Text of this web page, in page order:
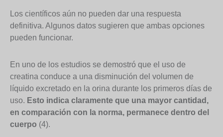
Los científicos aún no pueden dar una respuesta
definitiva. Algunos datos sugieren que ambas opciones
pueden funcionar.
En uno de los estudios se demostró que el uso de
creatina conduce a una disminución del volumen de
líquido excretado en la orina durante los primeros días de
uso. Esto indica claramente que una mayor cantidad,
en comparación con la norma, permanece dentro del
cuerpo (4).